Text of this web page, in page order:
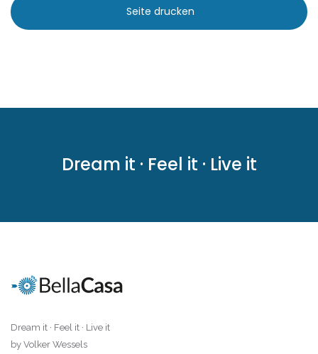
|-S´Horta
|-Sa Rapita
|-Santa Margalida
Seite drucken
Dream it · Feel it · Live it
Dream it · Feel it · Live it
by Volker Wessels